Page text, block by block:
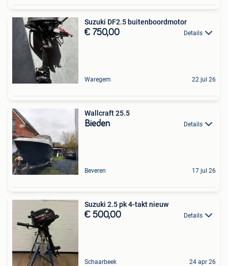
Suzuki DF2.5 buitenboordmotor
€ 750,00 Details
Waregem 22 jul 26
Wallcraft 25.5
Bieden Details
Beveren 17 jul 26
Suzuki 2.5 pk 4-takt nieuw
€ 500,00 Details
Schaarbeek 24 apr 26